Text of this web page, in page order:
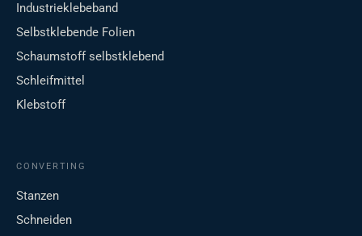
Industrieklebeband
Selbstklebende Folien
Schaumstoff selbstklebend
Schleifmittel
Klebstoff
CONVERTING
Stanzen
Schneiden